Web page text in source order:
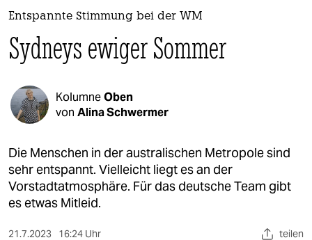
themen
politik
öko
gesellschaft
kultur
sport
berlin
Entspannte Stimmung bei der WM
Sydneys ewiger Sommer
KolumneOben
von Alina Schwermer
Die Menschen in der australischen Metropole sind
sehr entspannt. Vielleicht liegt es an der
Vorstadtatmosphäre. Für das deutsche Team gibt
es etwas Mitleid.
21.7.2023 16:24 Uhr teilen